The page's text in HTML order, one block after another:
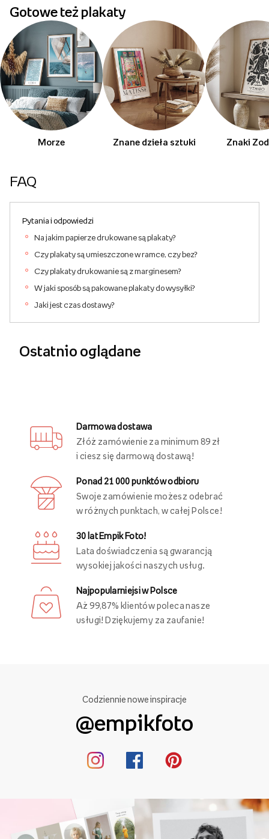
Gotowe też plakaty
Morze Znane dzieła sztuki Znaki
FAQ
Pytania i odpowiedzi
Na jakim papierze drukowane są plakaty?
Czy plakaty są umieszczone w ramce, czy bez?
Czy plakaty drukowanie są z marginesem?
W jaki sposób są pakowane plakaty do wysyłki?
Jaki jest czas dostawy?
Ostatnio oglądane
Darmowa dostawa
Złóż zamówienie za minimum 89 zł
i ciesz się darmową dostawą!
Ponad 21 000 punktów odbioru
Swoje zamówienie możesz odebrać
w różnych punktach, w całej Polsce!
30 lat Empik Foto!
Lata doświadczenia są gwarancją
wysokiej jakości naszych usług.
Najpopularniejsi w Polsce
Aż 99,87% klientów poleca nasze
usługi! Dziękujemy za zaufanie!
Codziennie nowe inspiracje
@empikfoto